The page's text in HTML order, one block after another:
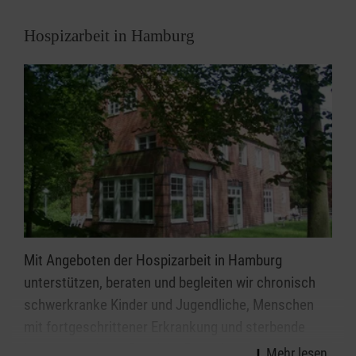
Engagement der beteiligten Malteser.
IBAN: DE72370601201201224019
BIC: GENODED1PA7
Verwendungszweck: Herzenswünsche
Hospizarbeit in Hamburg
Mit Angeboten der Hospizarbeit in Hamburg
unterstützen, beraten und begleiten wir chronisch
schwerkranke Kinder und Jugendliche, Menschen
Menschen, deren Familien, Freunde und weitere